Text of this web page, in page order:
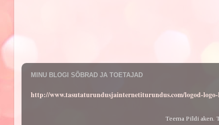
MINU BLOGI SÕBRAD JA TOETAJAD
http://www.tasutaturundusjainternetiturundus.com/logod-
Teema Pildi aken.